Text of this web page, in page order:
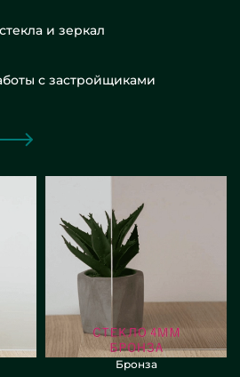
и зеркал
с застройщиками
Бронза